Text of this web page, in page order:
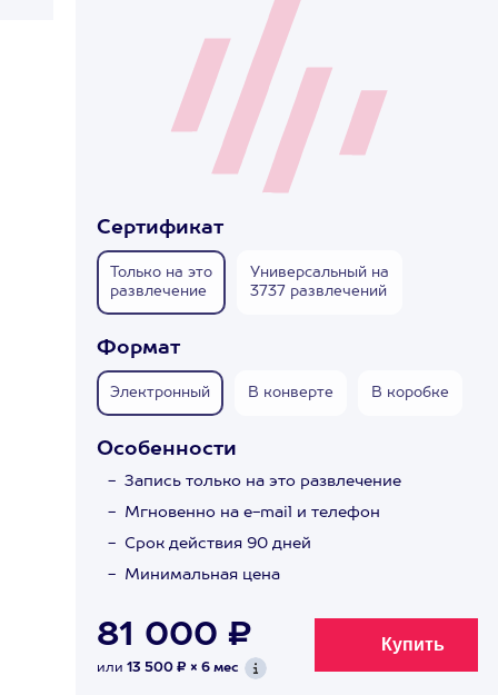
Сертификат
Только на это
развлечение
Универсальный на
3737 развлечений
Формат
Электронный В конверте В коробке
Особенности
Запись только на это развлечение
Мгновенно на e-mail и телефон
Срок действия 90 дней
Минимальная цена
81 000 ₽
или 13 500 ₽ × 6 мес